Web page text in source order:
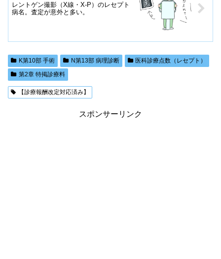
レントゲン撮影（X線・X-P）のレセプト
病名。査定が意外と多い。
K第10部 手術 N第13部 病理診断
医科診療点数（レセプト）
第2章 特掲診療料
【診療報酬改定対応済み】
スポンサーリンク